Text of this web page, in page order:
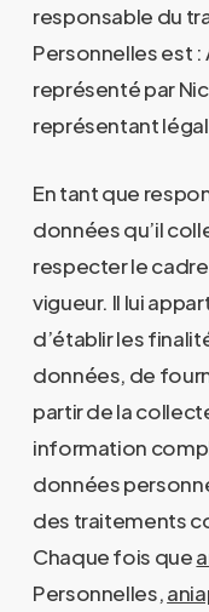
responsable du
Personnelles est :
représenté par
représentant légal
En tant que
données qu’il
respecter le
vigueur. Il lui
d’établir les
données, de
partir de la
information
données
des traitements
Chaque fois que
Personnelles,